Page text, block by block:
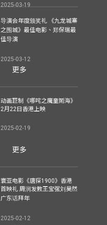
2025-03-19
导演会年度颁奖礼 《九龙城寨
之围城》最佳电影、郑保瑞最
佳导演
2025-03-12
更多
动画巨制《哪咤之魔童鬧海》
2月22日香港上映
2025-02-19
更多
寰亚电影《唐探1900》香港
首映礼 周润发教王宝强刘昊然
广东话拜年
2025-02-12